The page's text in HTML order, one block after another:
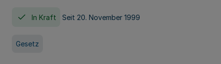
In Kraft Seit 20. November 1999
Gesetz